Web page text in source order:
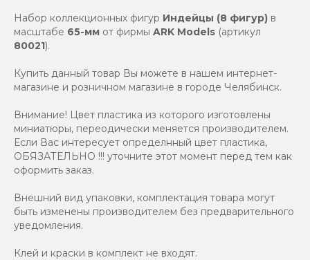
Набор коллекционных фигур Индейцы (8 фигур) в
масштабе 65-мм от фирмы ARK Models (артикул
80021).
Купить данный товар Вы можете в нашем интернет-
магазине и розничном магазине в городе Челябинск.
Внимание! Цвет пластика из которого изготовлены
миниатюры, переодически меняется производителем.
Если Вас интересует определнный цвет пластика,
ОБЯЗАТЕЛЬНО !!! уточните этот момент перед тем как
оформить заказ.
Внешний вид упаковки, комплектация товара могут
быть изменены производителем без предварительного
уведомления.
Клей и краски в комплект не входят.